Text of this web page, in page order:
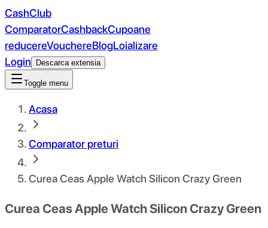
CashClub
ComparatorCashbackCupoane
reducereVouchereBlogLoializare
Login
Descarca extensia
Toggle menu
Acasa
Comparator preturi
Curea Ceas Apple Watch Silicon Crazy Green
Curea Ceas Apple Watch Silicon Crazy Green